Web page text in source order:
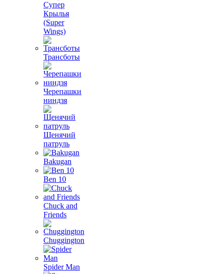
Супер
Крылья
(Super
Wings)
Трансботы
Черепашки
ниндзя
Щенячий
патруль
Bakugan
Ben 10
Chuck and
Friends
Chuggington
Spider Man